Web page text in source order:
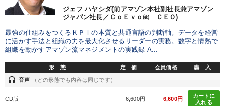
経営を改善したい 発想力を磨きたい
キーワード
会社数字を学ぶ 老舗企業 ブランディング
ベンチャー
ジェフ ハヤシダ(前アマゾン本社副社長兼アマゾン
ジャパン社長／ＣｏＥｖｏ㈱ ＣＥＯ)
最強の仕組みをつくるＫＰＩの本質と共通言語の判断軸。データを経営
に活かす手法と組織の力を最大化させるリーダーの実務。数字と情熱で
組織を動かすアマゾン流マネジメントの実践録 A...
形 態 定 価 会員価格 購 入
headset 音声 （どの形態でも内容は同じです）
CD版 6,600円 6,600円
カートに
入れる